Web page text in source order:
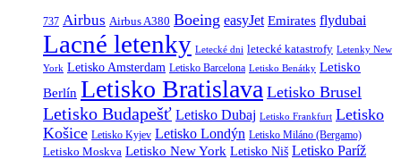
737 Airbus Airbus A380 Boeing easyJet Emirates flydubai
Lacné letenky Letecké dni letecké katastrofy Letenky New
York Letisko Amsterdam Letisko Barcelona Letisko Benátky Letisko
Berlín Letisko Bratislava Letisko Brusel
Letisko Budapešť Letisko Dubaj Letisko Frankfurt Letisko
Košice Letisko Kyjev Letisko Londýn Letisko Miláno (Bergamo)
Letisko Moskva Letisko New York Letisko Niš Letisko Paríž